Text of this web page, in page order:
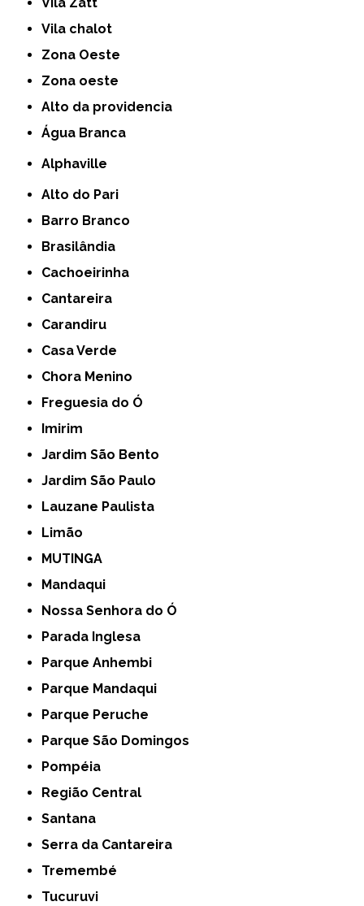
Vila Zatt
Vila chalot
Zona Oeste
Zona oeste
alto da providencia
Água Branca
Alphaville
Alto do Pari
Barro Branco
Brasilândia
Cachoeirinha
Cantareira
Carandiru
Casa Verde
Chora Menino
Freguesia do Ó
Imirim
Jardim São Bento
Jardim São Paulo
Lauzane Paulista
Limão
MUTINGA
Mandaqui
Nossa Senhora do Ó
Parada Inglesa
Parque Anhembi
Parque Mandaqui
Parque Peruche
Parque São Domingos
Pompéia
Região Central
Santana
Serra da Cantareira
Tremembé
Tucuruvi